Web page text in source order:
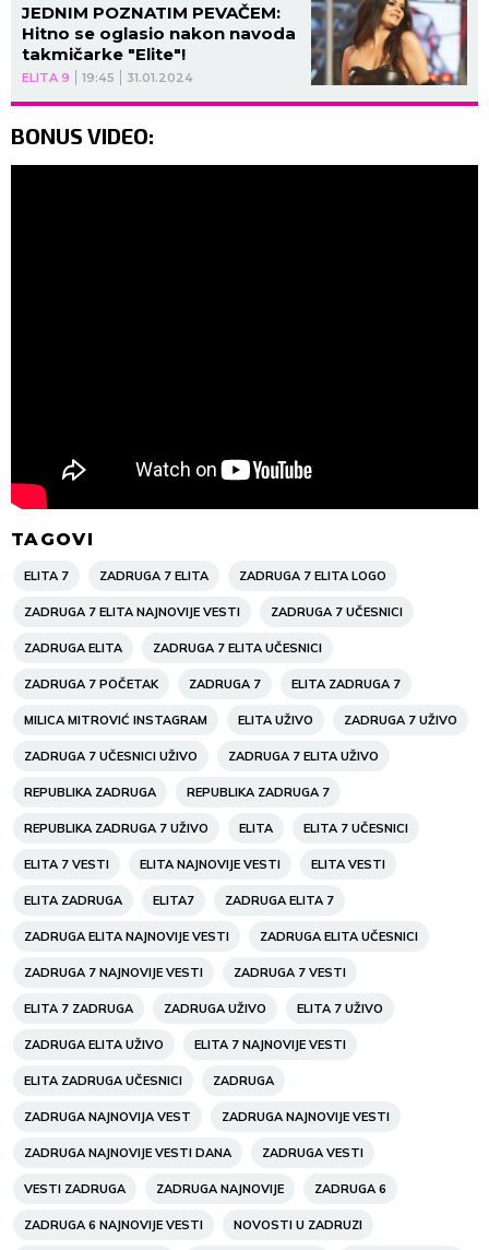
ELITA 9 19:45 31.01.2024
JEDNIM POZNATIM PEVAČEM:
Hitno se oglasio nakon navoda
takmičarke "Elite"!
BONUS VIDEO:
TAGOVI
ELITA 7 ZADRUGA 7 ELITA ZADRUGA 7 ELITA LOGO
ZADRUGA 7 ELITA NAJNOVIJE VESTI ZADRUGA 7 UČESNICI
ZADRUGA ELITA ZADRUGA 7 ELITA UČESNICI
ZADRUGA 7 POČETAK ZADRUGA 7 ELITA ZADRUGA 7
MILICA MITROVIĆ INSTAGRAM ELITA UŽIVO ZADRUGA 7 UŽIVO
ZADRUGA 7 UČESNICI UŽIVO ZADRUGA 7 ELITA UŽIVO
REPUBLIKA ZADRUGA REPUBLIKA ZADRUGA 7
REPUBLIKA ZADRUGA 7 UŽIVO ELITA ELITA 7 UČESNICI
ELITA 7 VESTI ELITA NAJNOVIJE VESTI ELITA VESTI
ELITA ZADRUGA ELITA7 ZADRUGA ELITA 7
ZADRUGA ELITA NAJNOVIJE VESTI ZADRUGA ELITA UČESNICI
ZADRUGA 7 NAJNOVIJE VESTI ZADRUGA 7 VESTI
ELITA 7 ZADRUGA ZADRUGA UŽIVO ELITA 7 UŽIVO
ZADRUGA ELITA UŽIVO ELITA 7 NAJNOVIJE VESTI
ELITA ZADRUGA UČESNICI ZADRUGA
ZADRUGA NAJNOVIJA VEST ZADRUGA NAJNOVIJE VESTI
ZADRUGA NAJNOVIJE VESTI DANA ZADRUGA VESTI
VESTI ZADRUGA ZADRUGA NAJNOVIJE ZADRUGA 6
ZADRUGA 6 NAJNOVIJE VESTI NOVOSTI U ZADRUZI